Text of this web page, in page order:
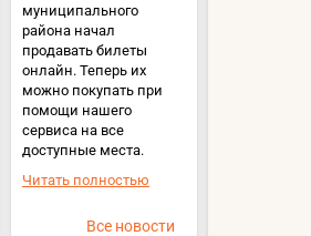
муниципального
района начал
продавать билеты
онлайн. Теперь их
можно покупать при
помощи нашего
сервиса на все
доступные места.
Читать полностью
Все новости